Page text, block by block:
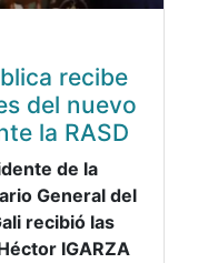
recibe
del nuevo
la RASD
de la
General del
recibió las
IGARZA